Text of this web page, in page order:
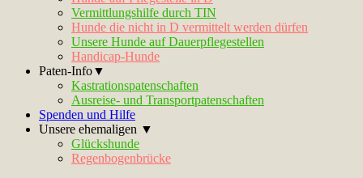
Vermittlungshilfe durch TIN
Hunde die nicht in D vermittelt werden dürfen
Unsere Hunde auf Dauerpflegestellen
Handicap-Hunde
Paten-Info▼
Kastrationspatenschaften
Ausreise- und Transportpatenschaften
Spenden und Hilfe
Unsere ehemaligen ▼
Glückshunde
Regenbogenbrücke